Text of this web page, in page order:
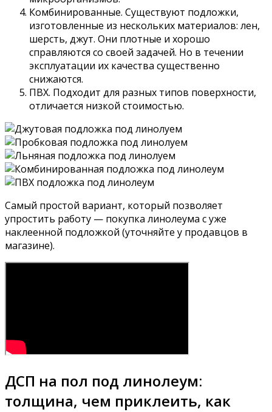
Комбинированные. Существуют подложки,
изготовленные из нескольких материалов: лен,
шерсть, джут. Они плотные и хорошо
справляются со своей задачей. Но в течении
эксплуатации их качества существенно
снижаются.
ПВХ. Подходит для разных типов поверхности,
отличается низкой стоимостью.
Самый простой вариант, который позволяет
упростить работу — покупка линолеума с уже
наклеенной подложкой (уточняйте у продавцов в
магазине).
ДСП на пол под линолеум:
толщина, чем приклеить, как